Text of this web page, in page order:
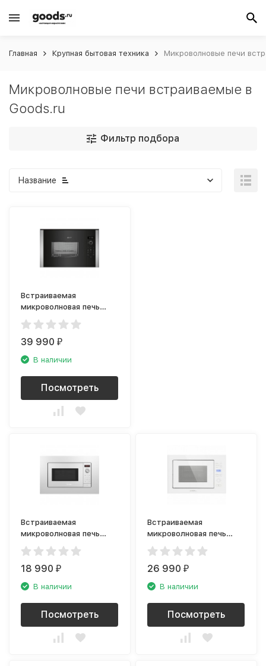
Главная Крупная бытовая техника Микроволновые печи
Микроволновые печи встраиваемые в
Goods.ru
Фильтр подбора
Название
Встраиваемая
микроволновая печь
NEFF HLAGD53N0
39 990₽
В наличии
Посмотреть
Встраиваемая
микроволновая печь
Bosch BFL623MW3
18 990₽
В наличии
Посмотреть
Встраиваемая
микроволновая печь
Maunfeld MBMO.25.7GW
26 990₽
В наличии
Посмотреть